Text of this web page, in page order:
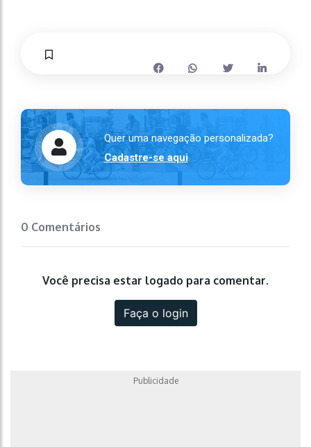
Quer uma navegação personalizada?
Cadastre-se aqui
0 Comentários
Você precisa estar logado para comentar.
Faça o login
Publicidade